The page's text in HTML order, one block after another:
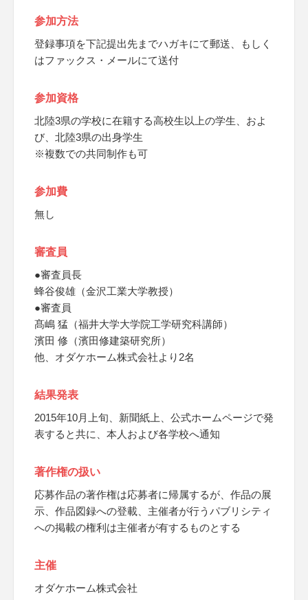
参加方法
登録事項を下記提出先までハガキにて郵送、もしく
はファックス・メールにて送付
参加資格
北陸3県の学校に在籍する高校生以上の学生、およ
び、北陸3県の出身学生
※複数での共同制作も可
参加費
無し
審査員
●審査員長
蜂谷俊雄（金沢工業大学教授）
●審査員
髙嶋 猛（福井大学大学院工学研究科講師）
濱田 修（濱田修建築研究所）
他、オダケホーム株式会社より2名
結果発表
2015年10月上旬、新聞紙上、公式ホームページで発
表すると共に、本人および各学校へ通知
著作権の扱い
応募作品の著作権は応募者に帰属するが、作品の展
示、作品図録への登載、主催者が行うパブリシティ
への掲載の権利は主催者が有するものとする
主催
オダケホーム株式会社